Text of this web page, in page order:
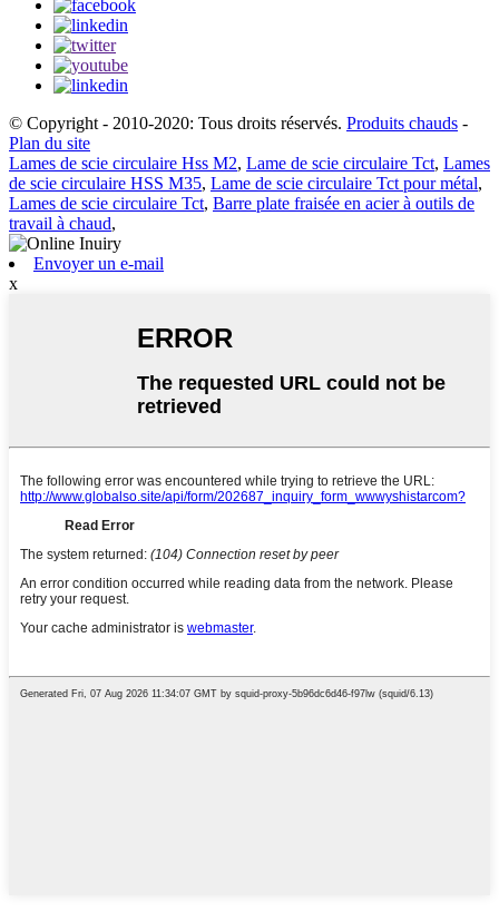
© Copyright - 2010-2020: Tous droits réservés. Produits chauds -
Plan du site
Lames de scie circulaire Hss M2, Lame de scie circulaire Tct, Lames
de scie circulaire HSS M35, Lame de scie circulaire Tct pour métal,
Lames de scie circulaire Tct, Barre plate fraisée en acier à outils de
travail à chaud,
Envoyer un e-mail
x